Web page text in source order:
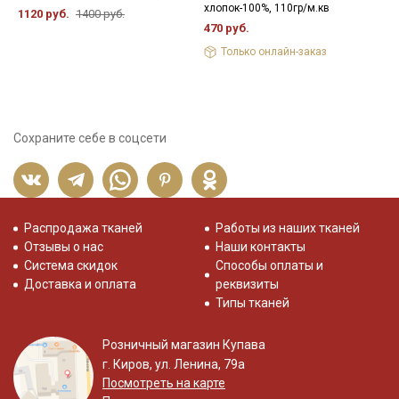
1120 руб. 1400 руб.
хлопок-100%, 110гр/м.кв
470 руб.
Только онлайн-заказ
Сохраните себе в соцсети
Распродажа тканей
Отзывы о нас
Система скидок
Доставка и оплата
Работы из наших тканей
Наши контакты
Способы оплаты и
реквизиты
Типы тканей
Розничный магазин Купава
г. Киров, ул. Ленина, 79а
Посмотреть на карте